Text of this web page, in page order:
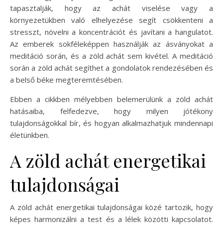
tapasztalják, hogy az achát viselése vagy a
környezetükben való elhelyezése segít csökkenteni a
stresszt, növelni a koncentrációt és javítani a hangulatot.
Az emberek sokféleképpen használják az ásványokat a
meditáció során, és a zöld achát sem kivétel. A meditáció
során a zöld achát segíthet a gondolatok rendezésében és
a belső béke megteremtésében.
Ebben a cikkben mélyebben belemerülünk a zöld achát
hatásaiba, felfedezve, hogy milyen jótékony
tulajdonságokkal bír, és hogyan alkalmazhatjuk mindennapi
életünkben.
A zöld achát energetikai
tulajdonságai
A zöld achát energetikai tulajdonságai közé tartozik, hogy
képes harmonizálni a test és a lélek közötti kapcsolatot.